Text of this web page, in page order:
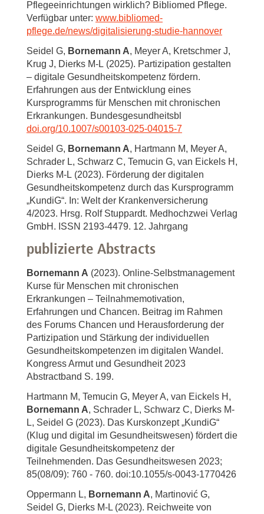
Pflegeeinrichtungen wirklich? Bibliomed Pflege.
Verfügbar unter: www.bibliomed-
pflege.de/news/digitalisierung-studie-hannover
Seidel G, Bornemann A, Meyer A, Kretschmer J,
Krug J, Dierks M-L (2025). Partizipation gestalten
– digitale Gesundheitskompetenz fördern.
Erfahrungen aus der Entwicklung eines
Kursprogramms für Menschen mit chronischen
Erkrankungen. Bundesgesundheitsbl
doi.org/10.1007/s00103-025-04015-7
Seidel G, Bornemann A, Hartmann M, Meyer A,
Schrader L, Schwarz C, Temucin G, van Eickels H,
Dierks M-L (2023). Förderung der digitalen
Gesundheitskompetenz durch das Kursprogramm
„KundiG“. In: Welt der Krankenversicherung
4/2023. Hrsg. Rolf Stuppardt. Medhochzwei Verlag
GmbH. ISSN 2193-4479. 12. Jahrgang
publizierte Abstracts
Bornemann A (2023). Online-Selbstmanagement
Kurse für Menschen mit chronischen
Erkrankungen – Teilnahmemotivation,
Erfahrungen und Chancen. Beitrag im Rahmen
des Forums Chancen und Herausforderung der
Partizipation und Stärkung der individuellen
Gesundheitskompetenzen im digitalen Wandel.
Kongress Armut und Gesundheit 2023
Abstractband S. 199.
Hartmann M, Temucin G, Meyer A, van Eickels H,
Bornemann A, Schrader L, Schwarz C, Dierks M-
L, Seidel G (2023). Das Kurskonzept „KundiG“
(Klug und digital im Gesundheitswesen) fördert die
digitale Gesundheitskompetenz der
Teilnehmenden. Das Gesundheitswesen 2023;
85(08/09): 760 - 760. doi:10.1055/s-0043-1770426
Oppermann L, Bornemann A, Martinović G,
Seidel G, Dierks M-L (2023). Reichweite von